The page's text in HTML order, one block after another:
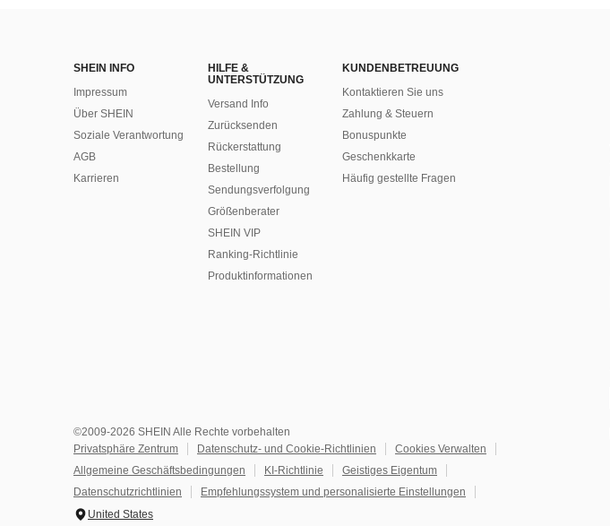
SHEIN INFO
Impressum
Über SHEIN
Soziale Verantwortung
AGB
Karrieren
HILFE &
UNTERSTÜTZUNG
Versand Info
Zurücksenden
Rückerstattung
Bestellung
Sendungsverfolgung
Größenberater
SHEIN VIP
Ranking-Richtlinie
​Produktinformationen
KUNDENBETREUUNG
Kontaktieren Sie uns
Zahlung & Steuern
Bonuspunkte
Geschenkkarte
Häufig gestellte Fragen
©2009-2026 SHEIN Alle Rechte vorbehalten
Privatsphäre Zentrum
Datenschutz- und Cookie-Richtlinien
Cookies Verwalten
Allgemeine Geschäftsbedingungen
KI-Richtlinie
Geistiges Eigentum
Datenschutzrichtlinien
Empfehlungssystem und personalisierte Einstellungen
United States